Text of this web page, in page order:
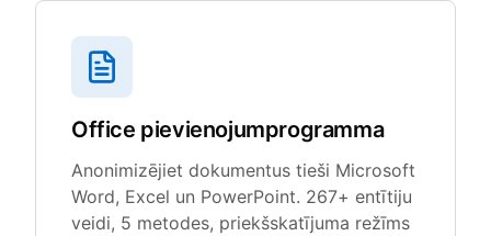
Office pievienojumprogramma
Anonimizējiet dokumentus tieši Microsoft
Word, Excel un PowerPoint. 267+ entītiju
veidi, 5 metodes, priekšskatījuma režīms